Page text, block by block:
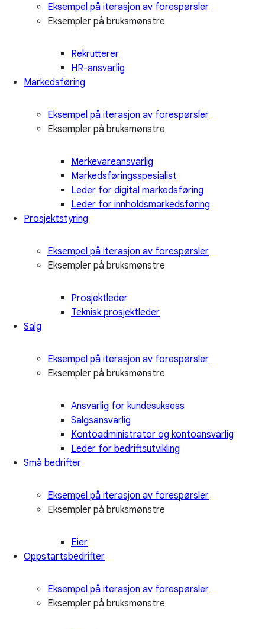
Eksempel på iterasjon av forespørsler
Eksempler på bruksmønstre
Rekrutterer
HR-ansvarlig
Markedsføring
Eksempel på iterasjon av forespørsler
Eksempler på bruksmønstre
Merkevareansvarlig
Markedsføringsspesialist
Leder for digital markedsføring
Leder for innholdsmarkedsføring
Prosjektstyring
Eksempel på iterasjon av forespørsler
Eksempler på bruksmønstre
Prosjektleder
Teknisk prosjektleder
Salg
Eksempel på iterasjon av forespørsler
Eksempler på bruksmønstre
Ansvarlig for kundesuksess
Salgsansvarlig
Kontoadministrator og kontoansvarlig
Leder for bedriftsutvikling
Små bedrifter
Eksempel på iterasjon av forespørsler
Eksempler på bruksmønstre
Eier
Oppstartsbedrifter
Eksempel på iterasjon av forespørsler
Eksempler på bruksmønstre